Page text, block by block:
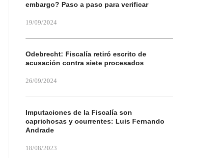
embargo? Paso a paso para verificar
19/09/2024
Odebrecht: Fiscalía retiró escrito de
acusación contra siete procesados
26/09/2024
Imputaciones de la Fiscalía son
caprichosas y ocurrentes: Luis Fernando
Andrade
18/08/2023